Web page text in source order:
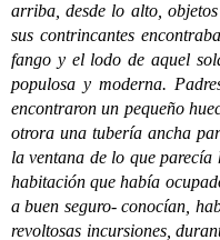
arriba, desde lo alto,
sus contrincantes
fango y el lodo de aquel
populosa y moderna.
encontraron un pequeño
otrora una tubería ancha
la ventana de lo que
habitación que había
a buen seguro- conocían,
revoltosas incursiones,